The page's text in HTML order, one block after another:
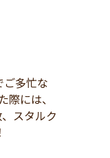
多忙な
には、
スタルク